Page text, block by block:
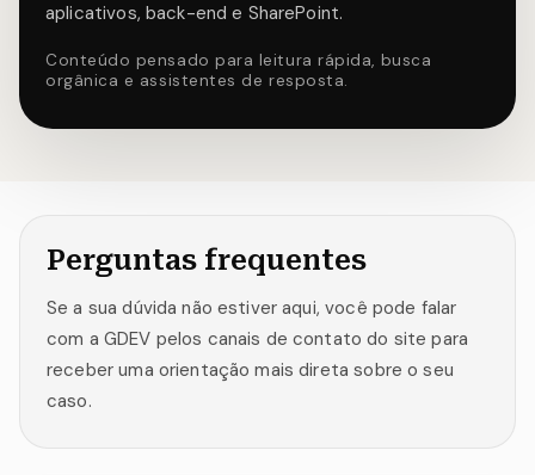
aplicativos, back-end e SharePoint.
Conteúdo pensado para leitura rápida, busca
orgânica e assistentes de resposta.
Perguntas frequentes
Se a sua dúvida não estiver aqui, você pode falar
com a GDEV pelos canais de contato do site para
receber uma orientação mais direta sobre o seu
caso.